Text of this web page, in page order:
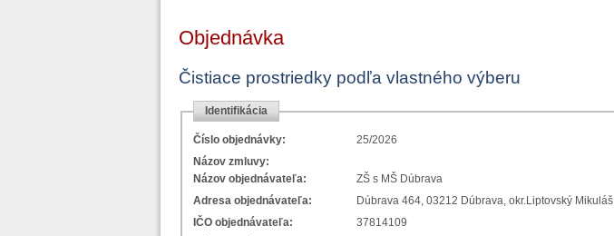
Objednávka
Čistiace prostriedky podľa vlastného výberu
Identifikácia
Číslo objednávky:
25/2026
Názov zmluvy:
Názov objednávateľa:
ZŠ s MŠ Dúbrava
Adresa objednávateľa:
Dúbrava 464, 03212 Dúbrava, okr.Liptovský Mikuláš
IČO objednávateľa:
37814109